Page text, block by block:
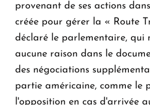
provenant de ses actions
créée pour gérer la « Route
déclaré le parlementaire, qui
aucune raison dans le
des négociations
partie américaine, comme le
l'opposition en cas d'arrivée